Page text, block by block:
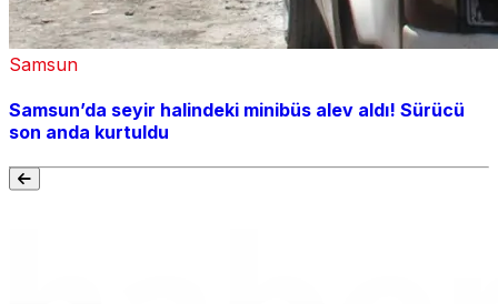
Samsun
Samsun’da seyir halindeki minibüs alev aldı! Sürücü
son anda kurtuldu